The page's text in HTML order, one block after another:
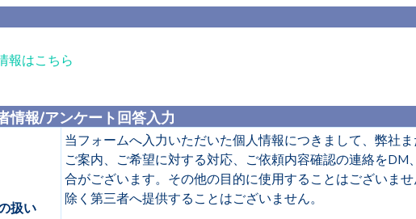
報はこちら
情報/アンケート回答入力
扱い
当フォームへ入力いただいた個人情報につきまして、弊社
ご案内、ご希望に対する対応、ご依頼内容確認の連絡を
合がございます。その他の目的に使用することはございま
除く第三者へ提供することはございません。